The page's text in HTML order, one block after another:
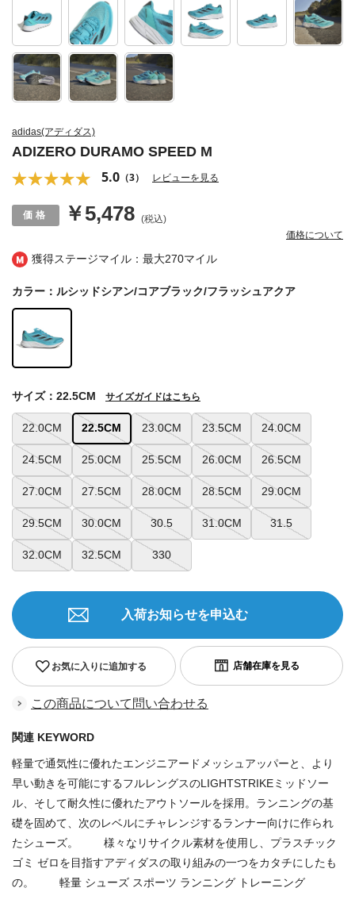
獲得ステージマイル：最大270マイル
adidas(アディダス)
ADIZERO DURAMO SPEED M
5.0 （3） レビューを見る
￥5,478 (税込)
価格について
カラー：ルシッドシアン/コアブラック/フラッシュアクア
22.0CM 22.5CM 23.0CM 23.5CM 24.0CM
24.5CM 25.0CM 25.5CM 26.0CM 26.5CM
27.0CM 27.5CM 28.0CM 28.5CM 29.0CM
29.5CM 30.0CM 30.5 31.0CM 31.5
32.0CM 32.5CM 330
サイズ：22.5CM サイズガイドはこちら
お気に入りに追加する
入荷お知らせを申込む
この商品について問い合わせる
関連 KEYWORD
軽量で通気性に優れたエンジニアードメッシュアッパーと、より
早い動きを可能にするフルレングスのLIGHTSTRIKEミッドソー
ル、そして耐久性に優れたアウトソールを採用。ランニングの基
礎を固めて、次のレベルにチャレンジするランナー向けに作られ
たシューズ。 様々なリサイクル素材を使用し、プラスチック
ゴミ ゼロを目指すアディダスの取り組みの一つをカタチにしたも
の。 軽量 シューズ スポーツ ランニング トレーニング